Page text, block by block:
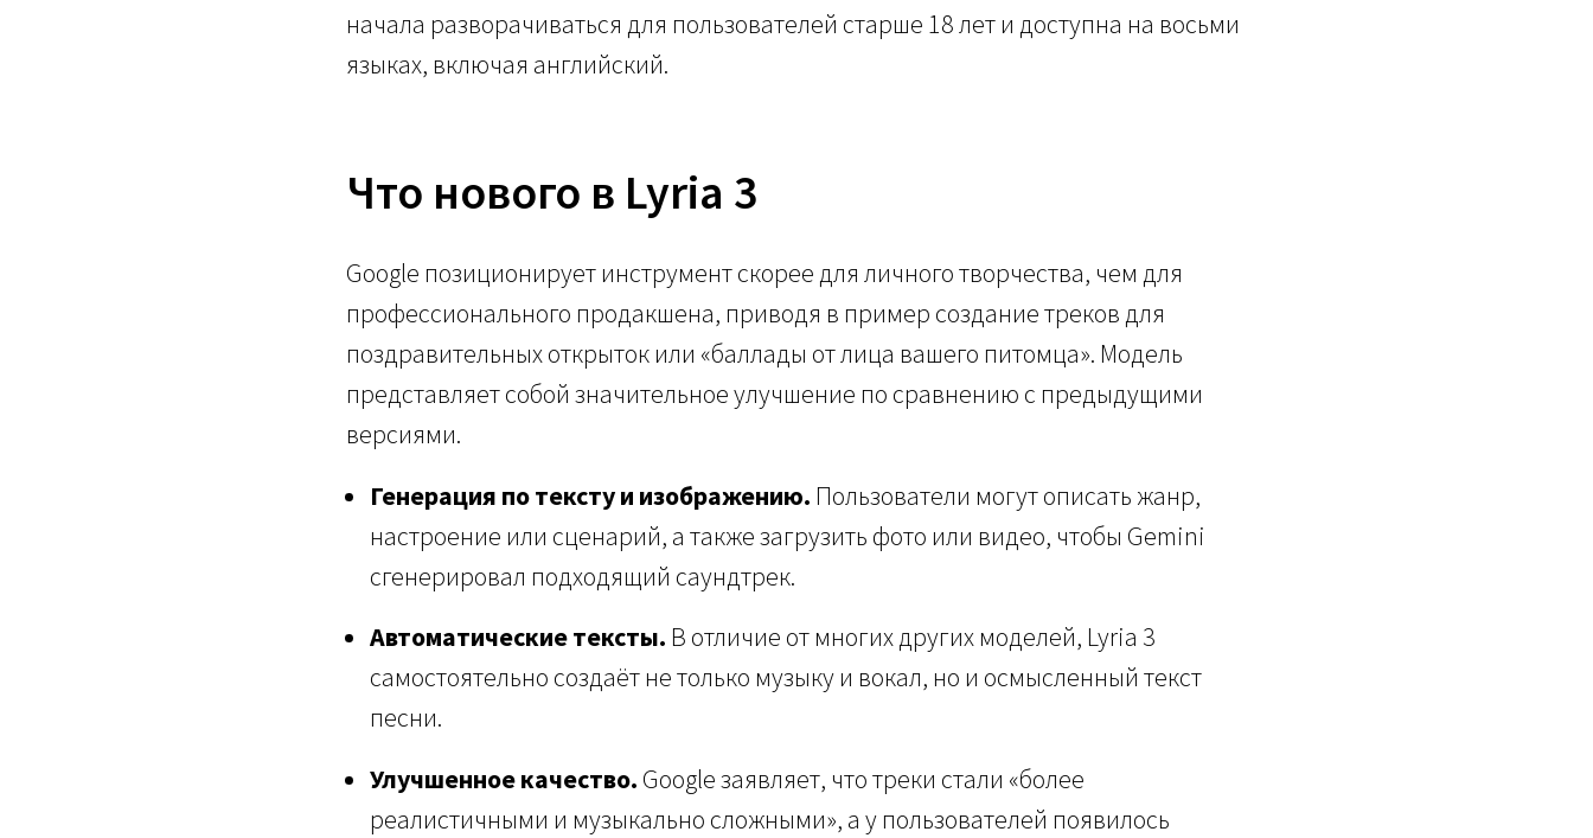
начала разворачиваться для пользователей старше 18 лет и доступна на восьми
языках, включая английский.
Что нового в Lyria 3
Google позиционирует инструмент скорее для личного творчества, чем для
профессионального продакшена, приводя в пример создание треков для
поздравительных открыток или «баллады от лица вашего питомца». Модель
представляет собой значительное улучшение по сравнению с предыдущими
версиями.
Генерация по тексту и изображению. Пользователи могут описать жанр,
настроение или сценарий, а также загрузить фото или видео, чтобы Gemini
сгенерировал подходящий саундтрек.
Автоматические тексты. В отличие от многих других моделей, Lyria 3
самостоятельно создаёт не только музыку и вокал, но и осмысленный текст
песни.
Улучшенное качество. Google заявляет, что треки стали «более
реалистичными и музыкально сложными», а у пользователей появилось